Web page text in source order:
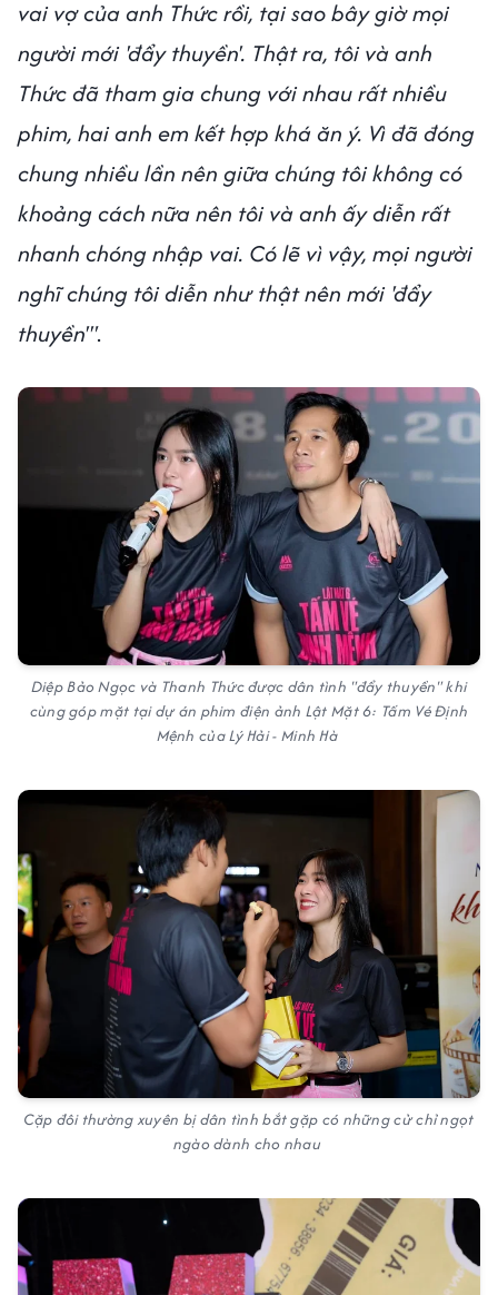
vai vợ của anh Thức rồi, tại sao bây giờ mọi
người mới 'đẩy thuyền'. Thật ra, tôi và anh
Thức đã tham gia chung với nhau rất nhiều
phim, hai anh em kết hợp khá ăn ý. Vì đã đóng
chung nhiều lần nên giữa chúng tôi không có
khoảng cách nữa nên tôi và anh ấy diễn rất
nhanh chóng nhập vai. Có lẽ vì vậy, mọi người
nghĩ chúng tôi diễn như thật nên mới 'đẩy
thuyền'".
Diệp Bảo Ngọc và Thanh Thức được dân tình "đẩy thuyền" khi
cùng góp mặt tại dự án phim điện ảnh Lật Mặt 6: Tấm Vé Định
Mệnh của Lý Hải - Minh Hà
Cặp đôi thường xuyên bị dân tình bắt gặp có những cử chỉ ngọt
ngào dành cho nhau